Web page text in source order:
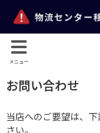
メニュー
お問い合わせ
当店へのご要望は、
さい。